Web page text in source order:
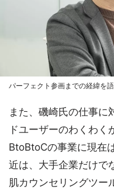
パーフェクト参画までの経緯を
また、磯崎氏の仕事に
ドユーザーのわくわく
BtoBtoCの事業に現在
近は、大手企業だけで
肌カウンセリングツー